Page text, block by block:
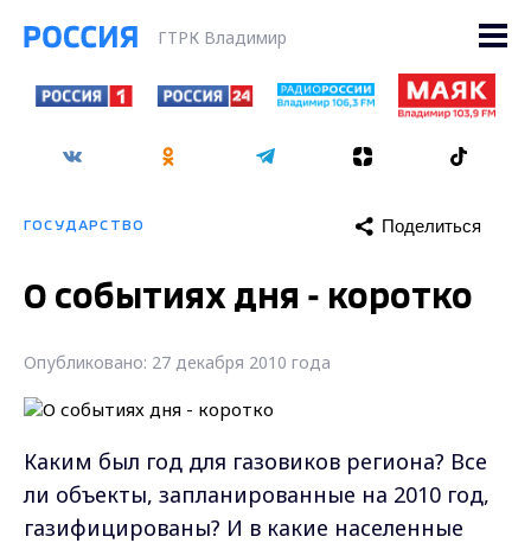
ГТРК Владимир
ГОСУДАРСТВО Поделиться
О событиях дня - коротко
Опубликовано: 27 декабря 2010 года
Каким был год для газовиков региона? Все
ли объекты, запланированные на 2010 год,
газифицированы? И в какие населенные